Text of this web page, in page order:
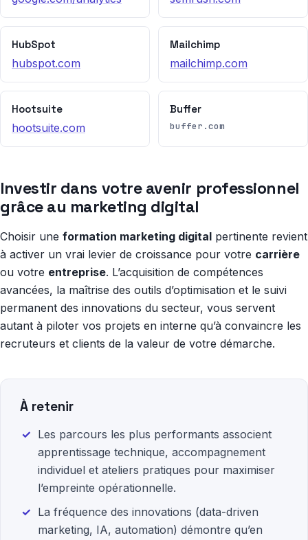
HubSpot
hubspot.com
Mailchimp
mailchimp.com
Hootsuite
hootsuite.com
Buffer
buffer.com
Investir dans votre avenir professionnel
grâce au marketing digital
Choisir une formation marketing digital pertinente revient
à activer un vrai levier de croissance pour votre carrière
ou votre entreprise. L’acquisition de compétences
avancées, la maîtrise des outils d’optimisation et le suivi
permanent des innovations du secteur, vous servent
autant à piloter vos projets en interne qu’à convaincre les
recruteurs et clients de la valeur de votre démarche.
À retenir
Les parcours les plus performants associent
apprentissage technique, accompagnement
individuel et ateliers pratiques pour maximiser
l’empreinte opérationnelle.
La fréquence des innovations (data-driven
marketing, IA, automation) démontre qu’en